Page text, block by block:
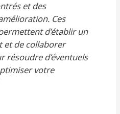
et des
Ces
d’établir un
et de collaborer
résoudre d’éventuels
votre